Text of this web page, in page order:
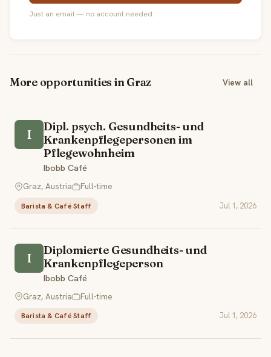
Just an email — no account needed.
More opportunities in Graz View all
I
Dipl. psych. Gesundheits- und
Krankenpflegepersonen im
Pflegewohnheim
Ibobb Café
Graz, Austria
Full-time
Barista & Café Staff Jul 1, 2026
I
Diplomierte Gesundheits- und
Krankenpflegeperson
Ibobb Café
Graz, Austria
Full-time
Barista & Café Staff Jul 1, 2026